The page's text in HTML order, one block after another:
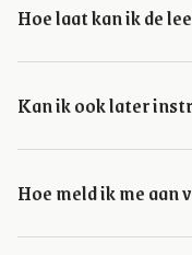
Hoe laat kan ik de
Kan ik ook later
Hoe meld ik me aan